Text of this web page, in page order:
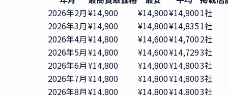
2026年2月¥14,900 ¥14,900¥14,9001社
2026年3月¥14,900 ¥14,800¥14,8351社
2026年4月¥14,800 ¥14,600¥14,7002社
2026年5月¥14,800 ¥14,600¥14,7293社
2026年6月¥14,800 ¥14,800¥14,8003社
2026年7月¥14,800 ¥14,800¥14,8003社
2026年8月¥14,800 ¥14,800¥14,8003社